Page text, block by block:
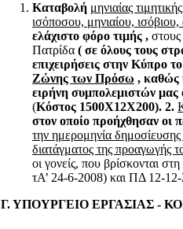
Καταβολή μηνιαίας
ισόποσου, μηνιαίου,
ελάχιστο φόρο τιμής ,
Πατρίδα ( σε όλους τους
επιχειρήσεις στην Κύπρο
Ζώνης των Πρόσω , καθώς
ειρήνη συμπολεμιστών μας
(Κόστος 1500Χ12Χ200). 2.
στον οποίο προήχθησαν οι
την ημερομηνία
διατάγματος της προαγωγής
οι γονείς, που βρίσκονται
τΑ’ 24-6-2008) και ΠΔ 12-
Γ. ΥΠΟΥΡΓΕΙΟ ΕΡΓΑΣΙΑΣ -